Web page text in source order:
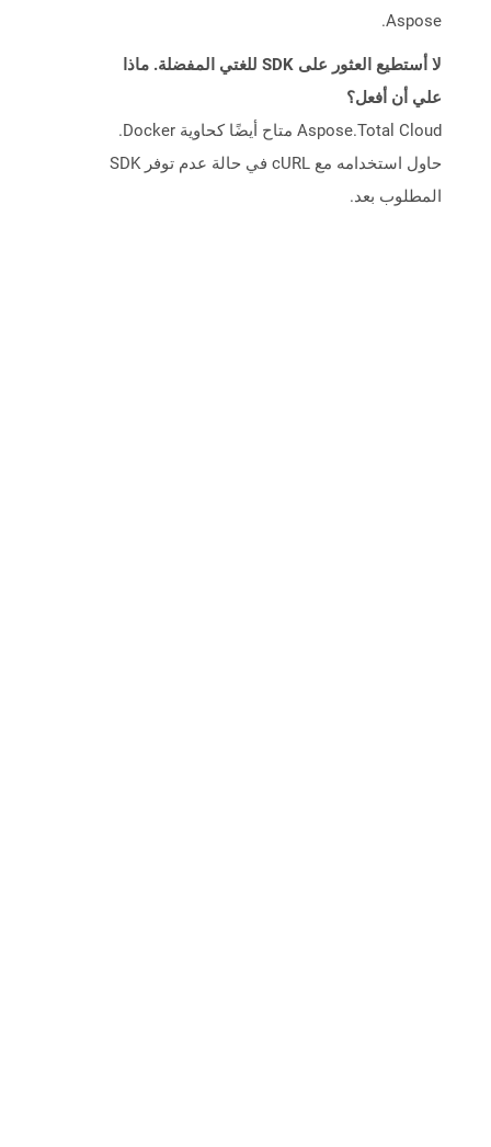
Aspose.
لا أستطيع العثور على SDK للغتي المفضلة. ماذا
علي أن أفعل؟
Aspose.Total Cloud متاح أيضًا كحاوية Docker.
حاول استخدامه مع cURL في حالة عدم توفر SDK
المطلوب بعد.